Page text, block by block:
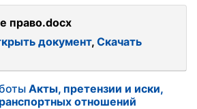
право.docx
документ, Скачать
Акты, претензии и иски,
отношений